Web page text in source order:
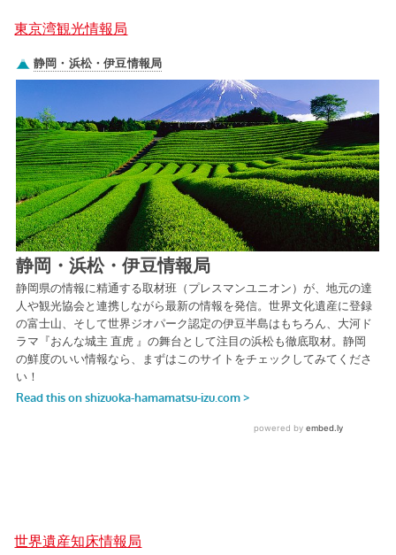
東京湾観光情報局
世界遺産知床情報局